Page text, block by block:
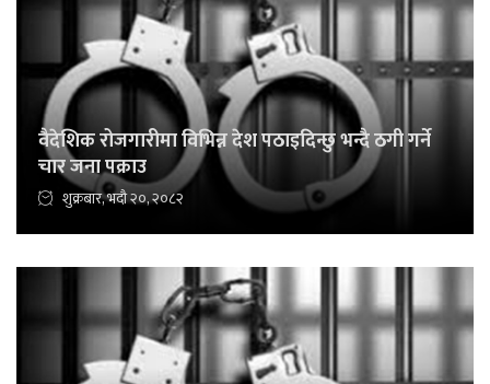
वैदेशिक रोजगारीमा विभिन्न देश पठाइदिन्छु भन्दै ठगी गर्ने
चार जना पक्राउ
शुक्रबार, भदौ २०, २०८२